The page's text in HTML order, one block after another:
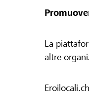
La
altre